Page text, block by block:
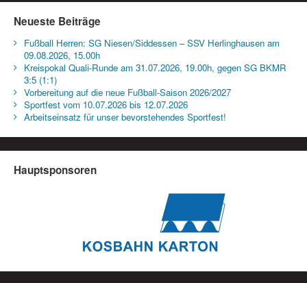
Neueste Beiträge
Fußball Herren: SG Niesen/Siddessen – SSV Herlinghausen am
09.08.2026, 15.00h
Kreispokal Quali-Runde am 31.07.2026, 19.00h, gegen SG BKMR
3:5 (1:1)
Vorbereitung auf die neue Fußball-Saison 2026/2027
Sportfest vom 10.07.2026 bis 12.07.2026
Arbeitseinsatz für unser bevorstehendes Sportfest!
Hauptsponsoren